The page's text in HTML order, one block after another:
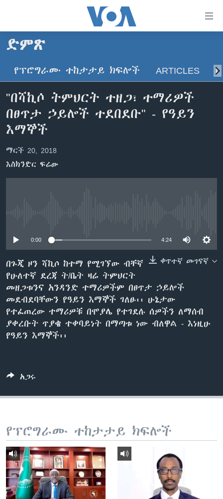
ማገናኛዎች
ዋናው
ይዘት
ወደ
ዋናው
ይዘት
እለፍ
ወደ
ዋናው
ዜና
ኢትዮጵያ
አሜሪካ
ኑሮ በጤንነት
ከምሽቱ ሦስት ሰዓት የአማርኛ ዜና
ቪዲዮ
ክምችት
ቋንቋዎች
ድምጽ
የፕሮግራሙ ተከታታይ ክፍሎች ARTICLES
"በሻኪሶ ትምህርት ተዘጋ፣ ተማሪዎች
በፀጥታ ኃይሎች ተደበደቡ" - የዓይን
እማኞች
ማርች 20, 2018
እስክንድር ፍሬው
0:00 4:24
ቀጥተኛ መገናኛ
በጉጂ ዞን ሻኪሶ ከተማ የሚገኘው ብቸኛ
የሁለተኛ ደረጃ ት/ቤት ዛሬ ትምህርት
መዘጋቱንና አንዳንድ ተማሪዎችም በፀጥታ ኃይሎች
መደብደባቸውን የዓይን እማኞች ገለፁ፡፡ ሁኔታው
የተፈጠረው ተማሪዎቹ በሞያሌ የተገደሉ ሰዎችን ለማሰብ
ያቀረቡት ጥያቄ ተቀባይነት በማጣቱ ነው ብለዋል - እነዚሁ
የዓይን እማኞች፡፡
አጋሩ
የፕሮግራሙ ተከታታይ ክፍሎች